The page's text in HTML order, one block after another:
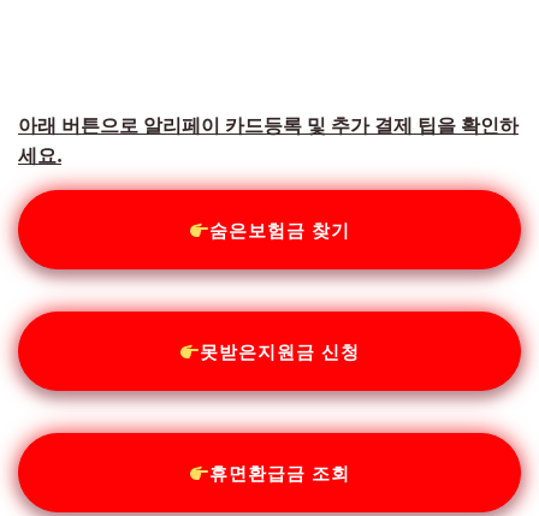
아래 버튼으로 알리페이 카드등록 및 추가 결제 팁을 확인하
세요.
숨은보험금 찾기
못받은지원금 신청
휴면환급금 조회